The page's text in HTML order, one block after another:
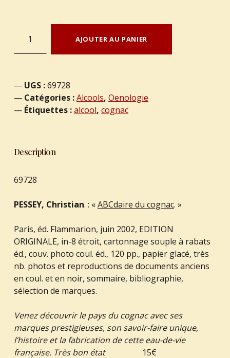
AJOUTER AU PANIER
UGS :69728
Catégories :Alcools, Oenologie
Étiquettes :alcool, cognac
Description
69728
PESSEY, Christian. : «ABCdaire du cognac. »
Paris, éd. Flammarion, juin 2002, EDITION
ORIGINALE, in-8 étroit, cartonnage souple à rabats
éd., couv. photo coul. éd., 120 pp., papier glacé, très
nb. photos et reproductions de documents anciens
en coul. et en noir, sommaire, bibliographie,
sélection de marques.
Venez découvrir le pays du cognac avec ses
marques prestigieuses, son savoir-faire unique,
l’histoire et la fabrication de cette eau-de-vie
française. Très bon état15€